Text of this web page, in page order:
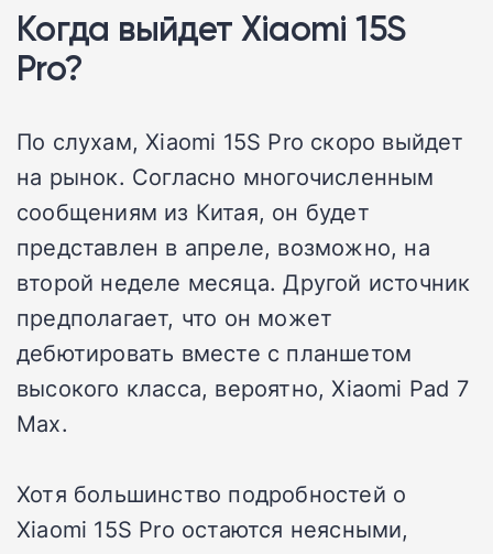
Когда выйдет Xiaomi 15S
Pro?
По слухам, Xiaomi 15S Pro скоро выйдет
на рынок. Согласно многочисленным
сообщениям из Китая, он будет
представлен в апреле, возможно, на
второй неделе месяца. Другой источник
предполагает, что он может
дебютировать вместе с планшетом
высокого класса, вероятно, Xiaomi Pad 7
Max.
Хотя большинство подробностей о
Xiaomi 15S Pro остаются неясными,